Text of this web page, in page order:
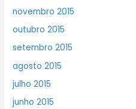
novembro 2015
outubro 2015
setembro 2015
agosto 2015
julho 2015
junho 2015